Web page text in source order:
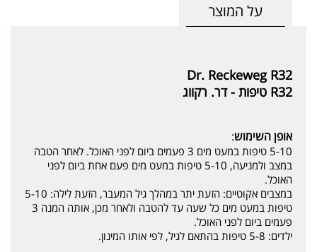
על המוצר
Dr. Reckeweg R32
R32 טיפות - דר. רקווג
אופן השימוש:
5-10 טיפות במעט מים 3 פעמים ביום לפני האוכל. לאחר הטבה
במצב ולמניעה, 5-10 טיפות במעט מים פעם אחת ביום לפני
האוכל.
במצבים אקוטיים: הזעת יתר במהלך גיל המעבר, הזעת לילה: 5-10
טיפות במעט מים כל שעה עד להטבה ולאחר מכן, אותה המנה 3
פעמים ביום לפני האוכל.
ילדים: 5-8 טיפות בהתאם לגיל, לפי אותו המינון.